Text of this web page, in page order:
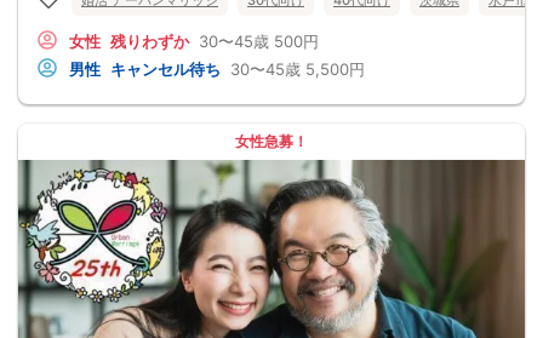
女性 残りわずか 30〜45歳 500円
男性 キャンセル待ち 30〜45歳 5,500円
女性急募！